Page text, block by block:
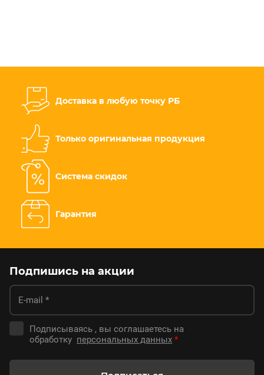
Доставка в любую точку РБ
Только оригинальная продукция
Система скидок
Гарантия
Подпишись на акции
Подписываясь , вы соглашаетесь на
обработку персональных данных *